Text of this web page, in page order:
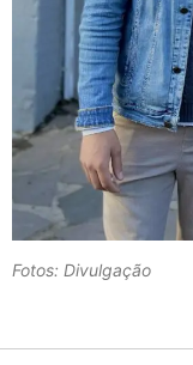
Fotos: Divulgação